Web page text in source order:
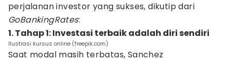
perjalanan investor yang sukses, dikutip dari
GoBankingRates:
1. Tahap 1: Investasi terbaik adalah diri sendiri
Ilustrasi kursus online (freepik.com)
Saat modal masih terbatas, Sanchez